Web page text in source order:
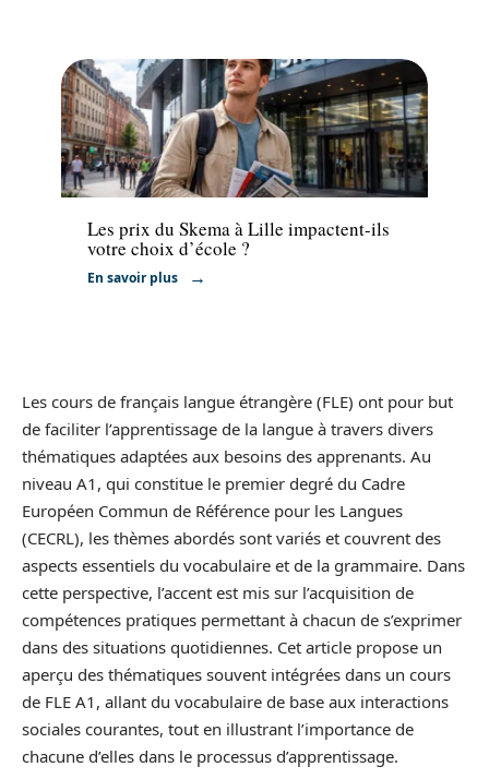
Formation
Les prix du Skema à Lille impactent-ils
votre choix d’école ?
En savoir plus
Les cours de français langue étrangère (FLE) ont pour but
de faciliter l’apprentissage de la langue à travers divers
thématiques adaptées aux besoins des apprenants. Au
niveau A1, qui constitue le premier degré du Cadre
Européen Commun de Référence pour les Langues
(CECRL), les thèmes abordés sont variés et couvrent des
aspects essentiels du vocabulaire et de la grammaire. Dans
cette perspective, l’accent est mis sur l’acquisition de
compétences pratiques permettant à chacun de s’exprimer
dans des situations quotidiennes. Cet article propose un
aperçu des thématiques souvent intégrées dans un cours
de FLE A1, allant du vocabulaire de base aux interactions
sociales courantes, tout en illustrant l’importance de
chacune d’elles dans le processus d’apprentissage.